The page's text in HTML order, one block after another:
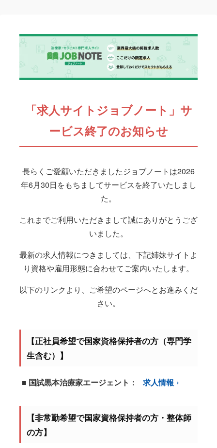
「求人サイトジョブノート」サ
ービス終了のお知らせ
長らくご愛顧いただきましたジョブノートは2026
年6月30日をもちましてサービスを終了いたしまし
た。
これまでご利用いただきまして誠にありがとうござ
いました。
最新の求人情報につきましては、下記姉妹サイトよ
り資格や雇用形態に合わせてご案内いたします。
以下のリンクより、ご希望のページへとお進みくだ
さい。
【正社員希望で国家資格保持者の方（専門学
生含む）】
■ 国試黒本治療家エージェント： 求人情報
【非常勤希望で国家資格保持者の方・整体師
の方】